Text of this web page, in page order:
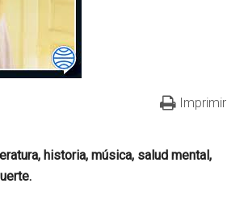
Imprimir
historia, música, salud mental,